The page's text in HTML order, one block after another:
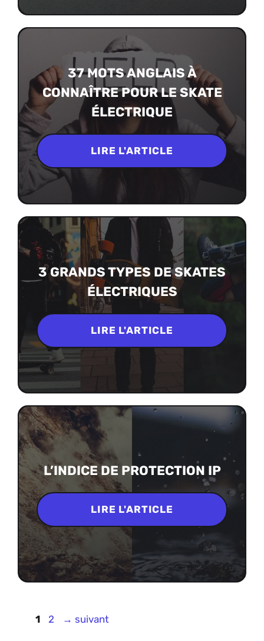
37 MOTS ANGLAIS À
CONNAÎTRE POUR LE SKATE
ÉLECTRIQUE
LIRE L'ARTICLE
3 GRANDS TYPES DE SKATES
ÉLECTRIQUES
LIRE L'ARTICLE
L’INDICE DE PROTECTION IP
LIRE L'ARTICLE
Page
1 Page
2 → suivant